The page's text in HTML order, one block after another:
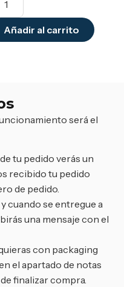
Añadir al carrito
será el
tu pedido verás un
recibido tu pedido
de pedido.
cuando se entregue a
una mensaje con el
con packaging
el apartado de notas
finalizar compra.